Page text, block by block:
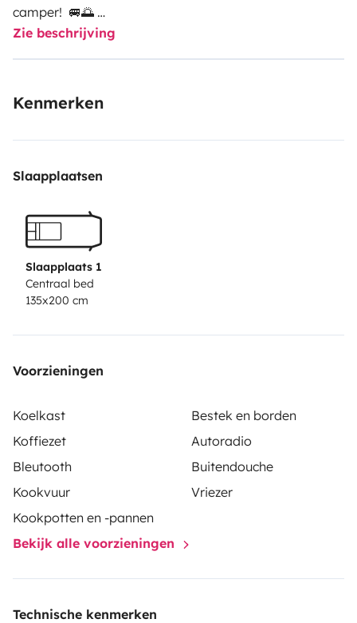
camper! 🚐🌅
Hello! 🙋🏽 I'm Barbara, and I will be happy to help you
🔸Totally clean and equipped
🔸Outdoor shower
🔸Kitchen and cleaning utensils
🔸Gas stove
🔸Camping chairs and table
🔸Indoor dining room
Check dates and prices!
Zie beschrijving
Kenmerken
Slaapplaatsen
Slaapplaats 1
Centraal bed
135x200 cm
Voorzieningen
Koelkast
Bestek en borden
Koffiezet
Autoradio
Bleutooth
Buitendouche
Kookvuur
Vriezer
Kookpotten en -pannen
Bekijk alle voorzieningen
Technische kenmerken